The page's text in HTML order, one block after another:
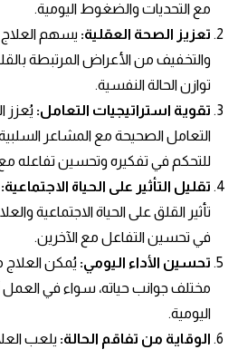
مع التحديات والضغوط اليومية.
تعزيز الصحة العقلية: يسهم العلاج
والتخفيف من الأعراض المرتبطة
توازن الحالة النفسية.
تقوية استراتيجيات التعامل: يُعزز
التعامل الصحيحة مع المشاعر
للتحكم في تفكيره وتحسين تفاعله مع
تقليل التأثير على الحياة الاجتماعية:
تأثير القلق على الحياة الاجتماعية
في تحسين التفاعل مع الآخرين.
تحسين الأداء اليومي: يُمكن العلاج
مختلف جوانب حياته، سواء في العمل
اليومية.
الوقاية من تفاقم الحالة: يلعب